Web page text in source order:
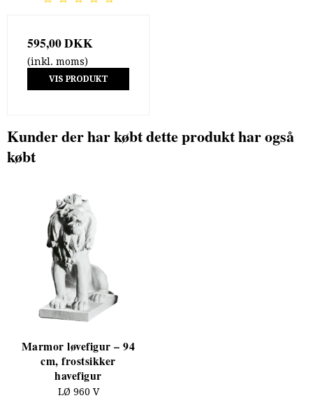
595,00 DKK
(inkl. moms)
VIS PRODUKT
Kunder der har købt dette produkt har også
købt
Marmor løvefigur – 94
cm, frostsikker
havefigur
LØ 960 V